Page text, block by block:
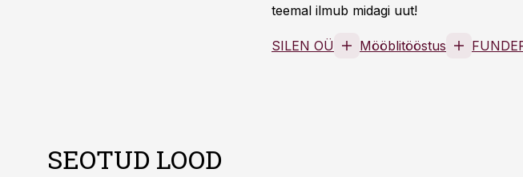
teemal ilmub midagi uut!
SILEN OÜ Mööblitööstus
SEOTUD LOOD